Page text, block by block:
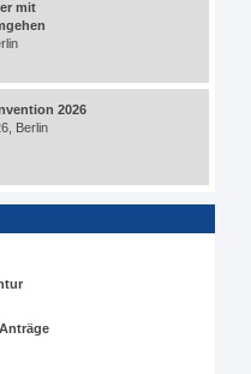
mit
2026
Berlin